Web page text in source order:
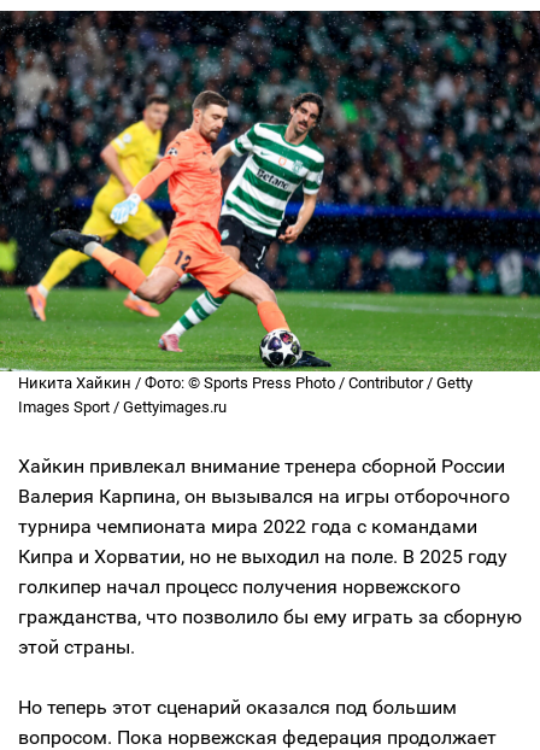
Никита Хайкин / Фото: © Sports Press Photo / Contributor / Getty
Images Sport / Gettyimages.ru
Хайкин привлекал внимание тренера сборной России
Валерия Карпина, он вызывался на игры отборочного
турнира чемпионата мира 2022 года с командами
Кипра и Хорватии, но не выходил на поле. В 2025 году
голкипер начал процесс получения норвежского
гражданства, что позволило бы ему играть за сборную
этой страны.
Но теперь этот сценарий оказался под большим
вопросом. Пока норвежская федерация продолжает